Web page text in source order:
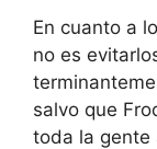
En cuanto a
no es
salvo que
toda la gente